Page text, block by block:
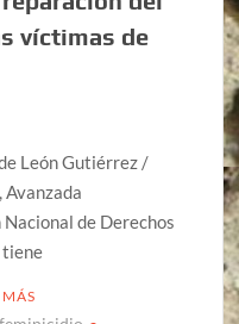
víctimas de
León Gutiérrez /
de Derechos
tiene
MÁS